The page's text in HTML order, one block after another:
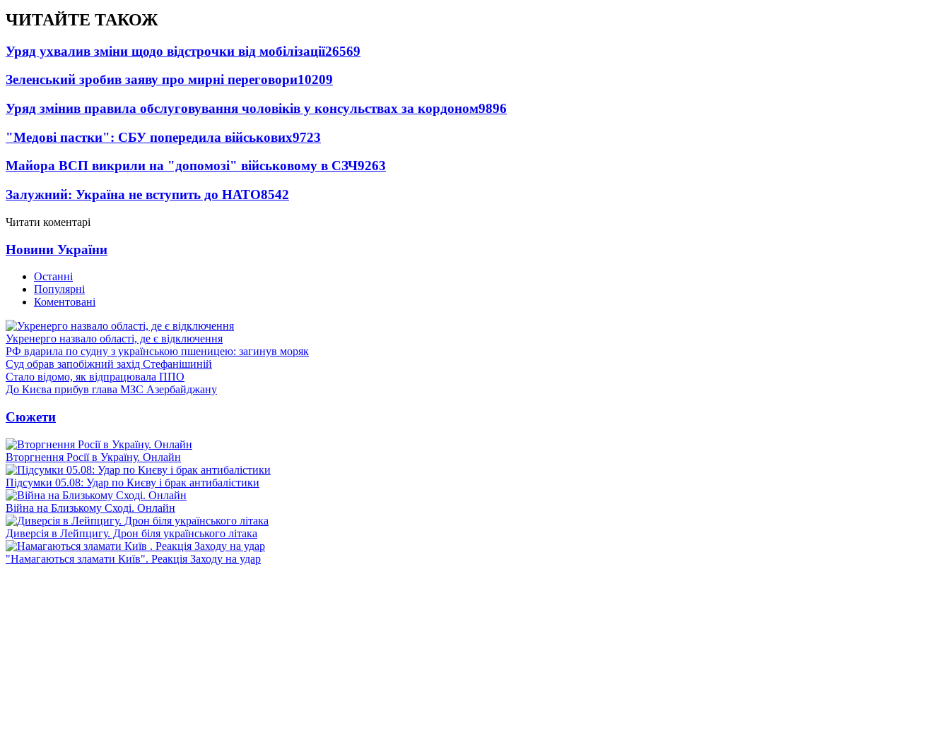
ЧИТАЙТЕ ТАКОЖ
Уряд ухвалив зміни щодо відстрочки від мобілізації26569
Зеленський зробив заяву про мирні переговори10209
Уряд змінив правила обслуговування чоловіків у консульствах за кордоном9896
"Медові пастки": СБУ попередила військових9723
Майора ВСП викрили на "допомозі" військовому в СЗЧ9263
Залужний: Україна не вступить до НАТО8542
Читати коментарі
Новини України
Останні
Популярні
Коментовані
Укренерго назвало області, де є відключення
РФ вдарила по судну з українською пшеницею: загинув моряк
Суд обрав запобіжний захід Стефанішиній
Стало відомо, як відпрацювала ППО
До Києва прибув глава МЗС Азербайджану
Сюжети
Вторгнення Росії в Україну. Онлайн
Підсумки 05.08: Удар по Києву і брак антибалістики
Війна на Близькому Сході. Онлайн
Диверсія в Лейпцигу. Дрон біля українського літака
"Намагаються зламати Київ". Реакція Заходу на удар